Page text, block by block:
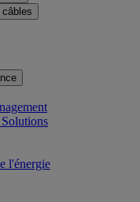
l'énergie